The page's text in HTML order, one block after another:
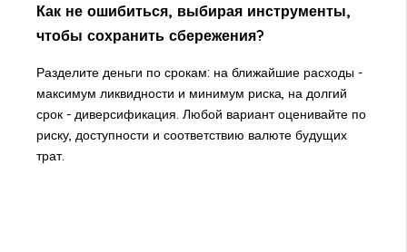
Как не ошибиться, выбирая инструменты,
чтобы сохранить сбережения?
Разделите деньги по срокам: на ближайшие расходы -
максимум ликвидности и минимум риска, на долгий
срок - диверсификация. Любой вариант оценивайте по
риску, доступности и соответствию валюте будущих
трат.